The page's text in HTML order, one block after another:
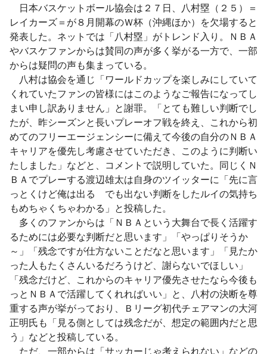
日本バスケットボール協会は２７日、八村塁（２５）＝
レイカーズ＝が８月開幕のＷ杯（沖縄ほか）を欠場すると
発表した。ネットでは「八村塁」がトレンド入り。ＮＢＡ
やバスケファンからは賛同の声が多く挙がる一方で、一部
からは疑問の声も集まっている。
八村は協会を通じ「ワールドカップを楽しみにしていて
くれていたファンの皆様にはこのようなご報告になってし
まい申し訳ありません」と謝罪。「とても難しい判断でし
たが、昨シーズンと長いプレーオフ戦を終え、これから初
めてのフリーエージェンシーに備えて今後の自分のＮＢＡ
キャリアを優先し考慮させていただき、このように判断い
たしました」などと、コメントで説明していた。同じくＮ
ＢＡでプレーする渡辺雄太は自身のツイッターに「先に言
っとくけど俺は出る でも出ない判断をしたルイの気持ち
もめちゃくちゃわかる」と投稿した。
多くのファンからは「ＮＢＡという大舞台で長く活躍す
るためには必要な判断だと思います」「やっぱりそうか
～」「残念ですが仕方ないことだなと思います」「見たか
った人もたくさんいるだろうけど、謝らないでほしい」
「残念だけど、これからのキャリア優先させたなら今後も
っとＮＢＡで活躍してくれればいい」と、八村の決断を尊
重する声が挙がっており、Ｂリーグ初代チェアマンの大河
正明氏も「見る側としては残念だが、想定の範囲内だと思
う」などと投稿している。
ただ、一部からは「サッカーじゃ考えられない」などの